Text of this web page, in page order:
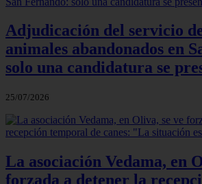
Adjudicación del servicio
animales abandonados en
solo una candidatura se
25/07/2026
La asociación Vedama, en
forzada a detener la